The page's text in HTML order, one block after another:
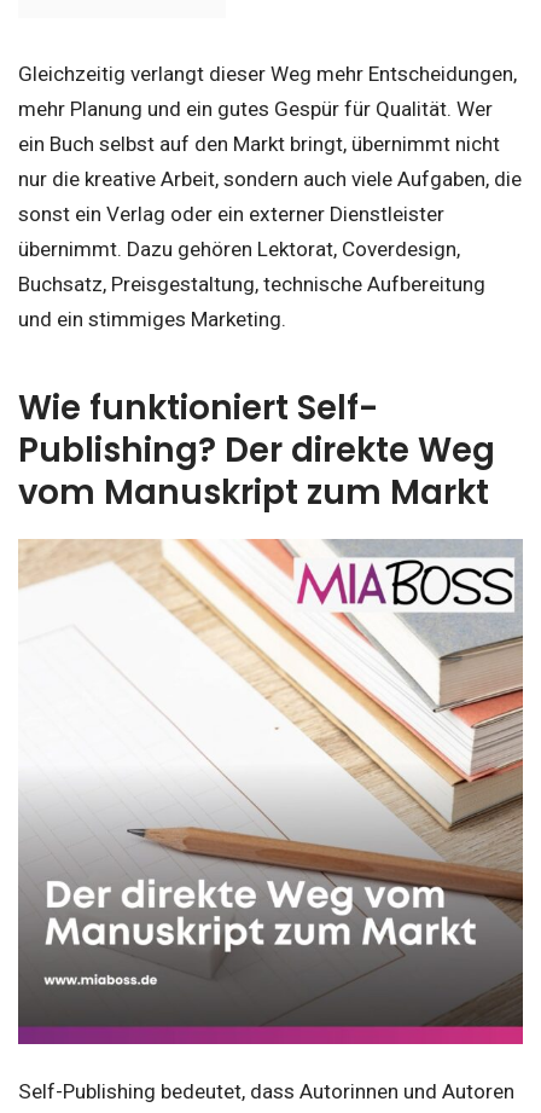
Gleichzeitig verlangt dieser Weg mehr Entscheidungen,
mehr Planung und ein gutes Gespür für Qualität. Wer
ein Buch selbst auf den Markt bringt, übernimmt nicht
nur die kreative Arbeit, sondern auch viele Aufgaben, die
sonst ein Verlag oder ein externer Dienstleister
übernimmt. Dazu gehören Lektorat, Coverdesign,
Buchsatz, Preisgestaltung, technische Aufbereitung
und ein stimmiges Marketing.
Wie funktioniert Self-
Publishing? Der direkte Weg
vom Manuskript zum Markt
Self-Publishing bedeutet, dass Autorinnen und Autoren